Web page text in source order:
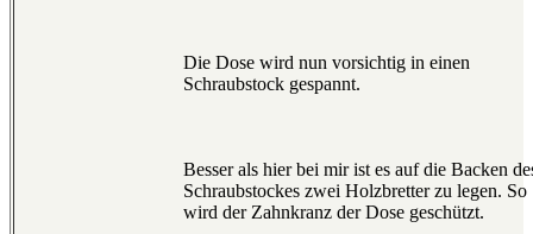
Die Dose wird nun vorsichtig in einen
Schraubstock gespannt.
Besser als hier bei mir ist es auf die Backen
Schraubstockes zwei Holzbretter zu legen. So
wird der Zahnkranz der Dose geschützt.